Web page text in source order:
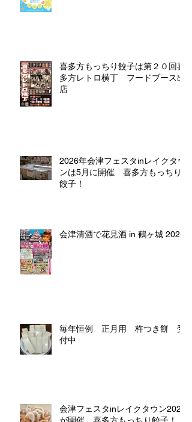
喜多方もっちり餃子は第２０回喜
多方レトロ横丁 フードブース出
店
2026年会津フェスタinレイクタウ
ンは5月に開催 喜多方もっちり
餃子！
会津清酒で花見酒 in 鶴ヶ城 2026
毎年恒例 正月用 杵つき餅 受
付中
会津フェスタinレイクタウン2025
が開催 喜多方もっちり餃子！